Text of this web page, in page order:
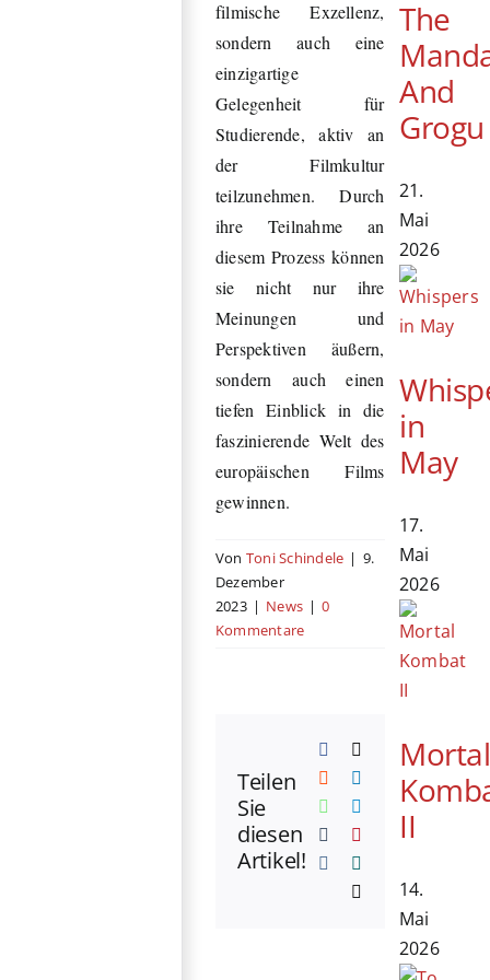
filmische Exzellenz,
sondern auch eine
einzigartige
Gelegenheit für
Studierende, aktiv an
der Filmkultur
teilzunehmen. Durch
ihre Teilnahme an
diesem Prozess können
sie nicht nur ihre
Meinungen und
Perspektiven äußern,
sondern auch einen
tiefen Einblick in die
faszinierende Welt des
europäischen Films
gewinnen.
Von Toni Schindele | 9.
Dezember
2023 | News | 0
Kommentare
Teilen
Sie
diesen
Artikel!
Facebook
Reddit LinkedIn
WhatsApp
Telegram
TumblrPinterest
The
And
Grogu
21.
Mai
2026
in
May
17.
Mai
2026
Mortal
II
14.
Mai
2026